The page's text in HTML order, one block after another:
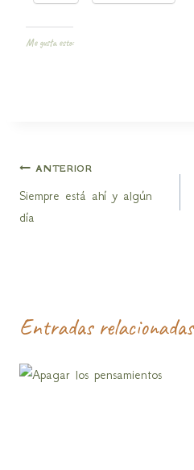
Me gusta esto:
Navegación
de
ANTERIOR
Siempre está ahí y algún
día
Entradas relacionadas